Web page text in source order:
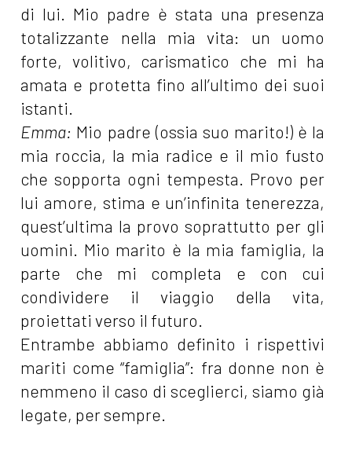
di lui. Mio padre è stata una presenza
totalizzante nella mia vita: un uomo
forte, volitivo, carismatico che mi ha
amata e protetta fino all’ultimo dei suoi
istanti.
Emma: Mio padre (ossia suo marito!) è la
mia roccia, la mia radice e il mio fusto
che sopporta ogni tempesta. Provo per
lui amore, stima e un’infinita tenerezza,
quest’ultima la provo soprattutto per gli
uomini. Mio marito è la mia famiglia, la
parte che mi completa e con cui
condividere il viaggio della vita,
proiettati verso il futuro.
Entrambe abbiamo definito i rispettivi
mariti come “famiglia”: fra donne non è
nemmeno il caso di sceglierci, siamo già
legate, per sempre.